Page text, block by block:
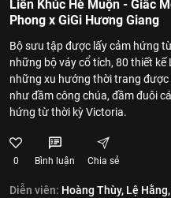
Liên Khúc Hè Muộn - Giấc
Phong x GiGi Hương Giang
Bộ sưu tập được lấy cảm hứng
những bộ váy cổ tích, 80 thiết
những xu hướng thời trang
như đầm công chúa, đầm đuôi
hứng từ thời kỳ Victoria.
0 Bình luận Chia sẻ
Diễn viên: Hoàng Thùy, Lệ Hằng,